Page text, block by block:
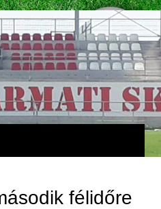
félidőre